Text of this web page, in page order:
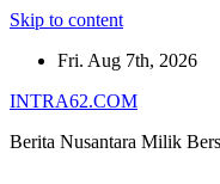
Skip to content
Fri. Aug 7th, 2026
INTRA62.COM
Berita Nusantara Milik